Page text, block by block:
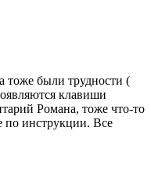
тоже были трудности (
клавиши
Романа, тоже что-то
по инструкции. Все